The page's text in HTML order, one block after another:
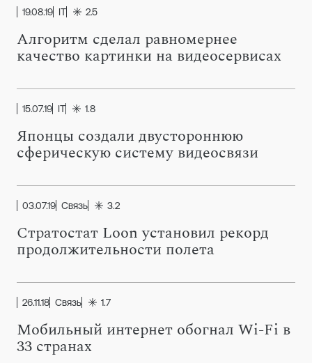
19.08.19 IT 2.5
Алгоритм сделал равномернее
качество картинки на видеосервисах
15.07.19 IT 1.8
Японцы создали двустороннюю
сферическую систему видеосвязи
03.07.19 Связь 3.2
Стратостат Loon установил рекорд
продолжительности полета
26.11.18 Связь 1.7
Мобильный интернет обогнал Wi-Fi в
33 странах